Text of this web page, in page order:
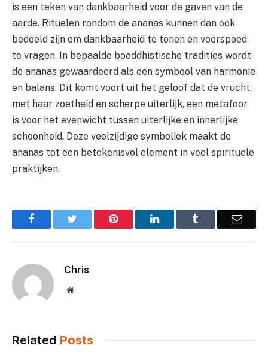
is een teken van dankbaarheid voor de gaven van de
aarde. Rituelen rondom de ananas kunnen dan ook
bedoeld zijn om dankbaarheid te tonen en voorspoed
te vragen. In bepaalde boeddhistische tradities wordt
de ananas gewaardeerd als een symbool van harmonie
en balans. Dit komt voort uit het geloof dat de vrucht,
met haar zoetheid en scherpe uiterlijk, een metafoor
is voor het evenwicht tussen uiterlijke en innerlijke
schoonheid. Deze veelzijdige symboliek maakt de
ananas tot een betekenisvol element in veel spirituele
praktijken.
Facebook Pinterest LinkedIn Email
Chris
Website
Related Posts